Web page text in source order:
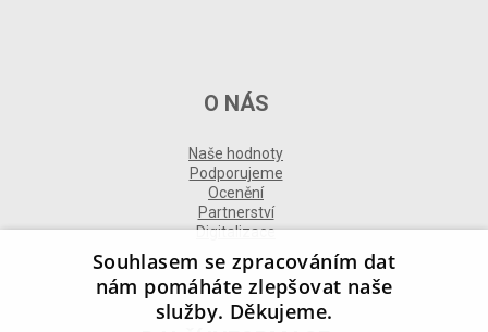
O NÁS
Naše hodnoty
Podporujeme
Ocenění
Partnerství
Digitalizace
Souhlasem se zpracováním dat
nám pomáháte zlepšovat naše
služby. Děkujeme.